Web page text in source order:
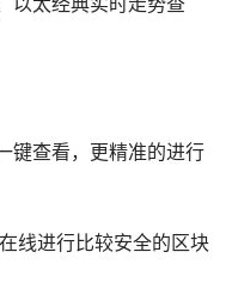
键查看，更精准的进行
线进行比较安全的区块